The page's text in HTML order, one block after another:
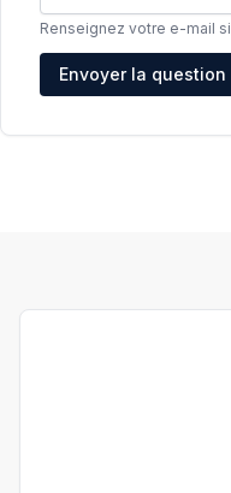
Renseignez votre e-mail
Adresse e-mail
Envoyer la question